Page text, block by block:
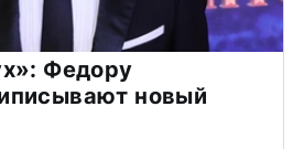
Федору
новый